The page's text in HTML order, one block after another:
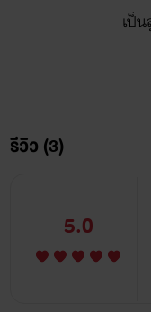
เป็
รีวิว (3)
5.0